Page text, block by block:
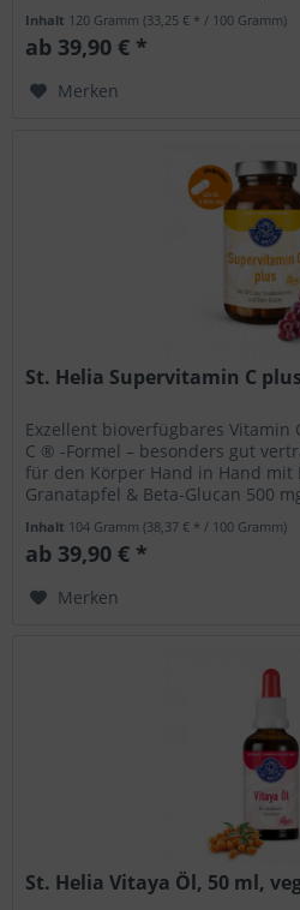
Inhalt 120 Gramm(33,25 € * / 100 Gramm)
ab 39,90 € *
Merken
St. Helia Supervitamin C
Exzellent bioverfügbares Vitamin
C ® -Formel – besonders gut
für den Körper Hand in Hand mit
Granatapfel & Beta-Glucan 500
Inhalt 104 Gramm(38,37 € * / 100 Gramm)
ab 39,90 € *
Merken
St. Helia Vitaya Öl, 50 ml,